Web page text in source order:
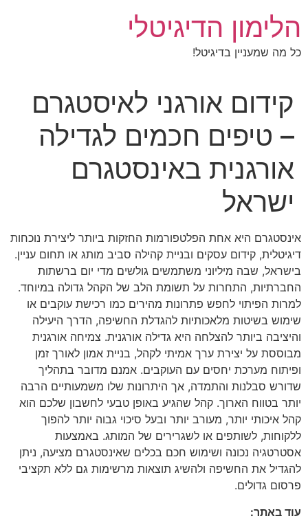
לתוכן
הלימון הדיגיטלי
כל מה שמעניין בדיגיטל!
קידום אורגני לאיסטגרם
– טיפים חכמים לגדילה
אורגנית באינסטגרם
ישראל
אינסטגרם היא אחת הפלטפורמות החזקות ביותר ליצירת נוכחות
דיגיטלית, קידום עסקים ובניית קהילה סביב מותג או תחום עניין.
בישראל, שבה מיליוני משתמשים גולשים מדי יום ברשתות
החברתיות, התחרות על תשומת הלב של הקהל גדולה במיוחד.
למרות הפיתוי לחפש פתרונות מהירים כמו רכישת עוקבים או
שימוש בשיטות מלאכותיות להגדלת החשיפה, הדרך היעילה
והיציבה ביותר להצלחה היא גדילה אורגנית. צמיחה אורגנית
מבוססת על יצירת ערך אמיתי לקהל, בניית אמון לאורך זמן
ופיתוח מערכת יחסים עם העוקבים. אמנם מדובר בתהליך
שדורש סבלנות והתמדה, אך היתרונות שלו משמעותיים הרבה
יותר בטווח הארוך. קהל שהגיע באופן טבעי לחשבון שלכם הוא
קהל איכותי יותר, מעורב יותר ובעל סיכוי גבוה יותר להפוך
ללקוחות, לשותפים או לשגרירים של המותג. באמצעות
אסטרטגיה נכונה ושימוש חכם בכלים שאינסטגרם מציעה, ניתן
להגדיל את החשיפה ולהשיג תוצאות מרשימות גם ללא תקציבי
פרסום גדולים.
עוד באתר: